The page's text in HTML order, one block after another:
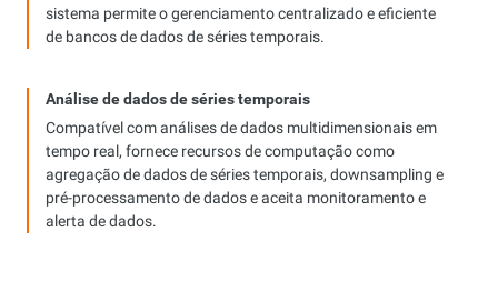
sistema permite o gerenciamento centralizado e eficiente
de bancos de dados de séries temporais.
Análise de dados de séries temporais
Compatível com análises de dados multidimensionais em
tempo real, fornece recursos de computação como
agregação de dados de séries temporais, downsampling e
pré-processamento de dados e aceita monitoramento e
alerta de dados.